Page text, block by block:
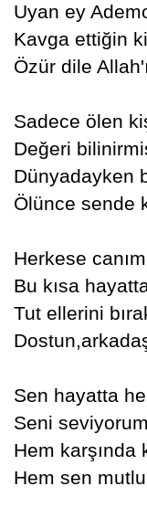
Uyan ey
Kavga ettiğin
Özür dile
Sadece ölen
Değeri
Dünyadayken
Ölünce sende
Herkese
Bu kısa
Tut ellerini
Sen hayatta
Seni
Hem karşında
Hem sen mutlu